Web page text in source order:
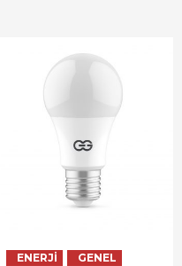
ENERJI GENEL